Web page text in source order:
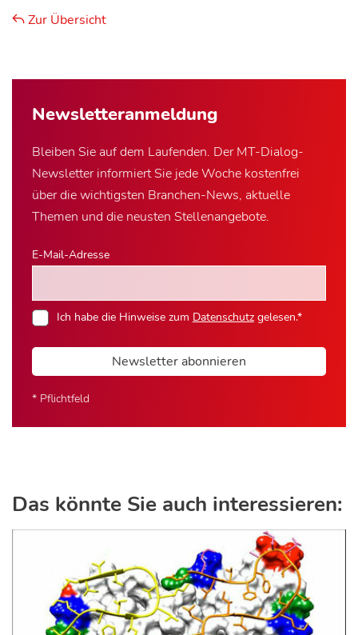
Newsletter­anmeldung
Bleiben Sie auf dem Laufenden. Der MT-Dialog-
Newsletter informiert Sie jede Woche kostenfrei
über die wichtigsten Branchen-News, aktuelle
Themen und die neusten Stellenangebote.
E-Mail-Adresse
Ich habe die Hinweise zum Datenschutzgelesen.*
Newsletter abonnieren
* Pflichtfeld
Zur Übersicht
Das könnte Sie auch interessieren: